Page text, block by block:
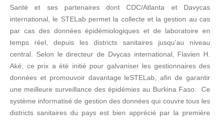
Santé et ses partenaires dont CDC/Atlanta et Davycas
international, le STELab permet la collecte et la gestion au cas
par cas des données épidémiologiques et de laboratoire en
temps réel, depuis les districts sanitaires jusqu’au niveau
central. Selon le directeur de Dvycas international, Flavien H.
Aké, ce prix a été initié pour galvaniser les gestionnaires des
données et promouvoir davantage leSTELab, afin de garantir
une meilleure surveillance des épidémies au Burkina Faso. Ce
système informatisé de gestion des données qui couvre tous les
districts sanitaires du pays est bien apprécié par la première